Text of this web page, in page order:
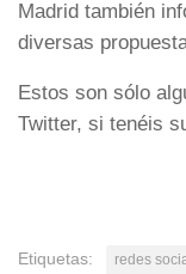
Madrid también
diversas
Estos son sólo
Twitter, si tenéis
Etiquetas: redes